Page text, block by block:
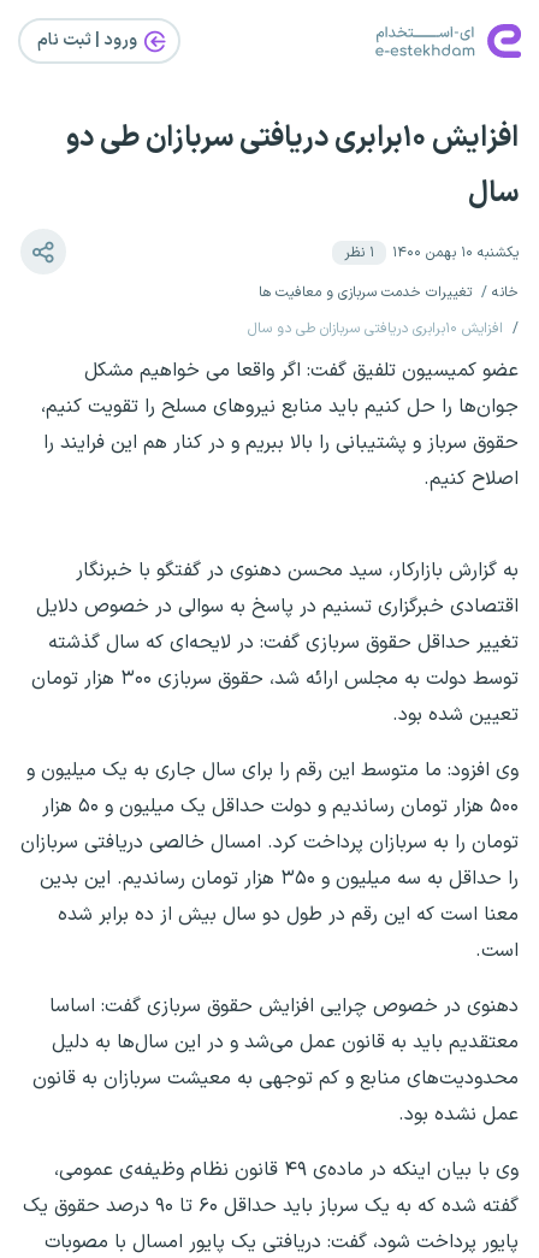
ورود | ثبت‌ نام
افزایش ۱۰برابری دریافتی سربازان طی دو
سال
یکشنبه ۱۰ بهمن ۱۴۰۰ ۱ نظر
خانه
تغییرات خدمت سربازی و معافیت ها
افزایش ۱۰برابری دریافتی سربازان طی دو سال
عضو کمیسیون تلفیق گفت: اگر واقعا می خواهیم مشکل
جوان‌ها را حل کنیم باید منابع نیروهای مسلح را تقویت کنیم،
حقوق سرباز و پشتیبانی را بالا ببریم و در کنار هم این فرایند را
اصلاح کنیم.
به گزارش بازارکار، سید محسن دهنوی در گفتگو با خبرنگار
اقتصادی خبرگزاری تسنیم در پاسخ به سوالی در خصوص دلایل
تغییر حداقل حقوق سربازی گفت: در لایحه‌ای که سال گذشته
توسط دولت به مجلس ارائه شد، حقوق سربازی ۳۰۰ هزار تومان
تعیین شده بود.
وی افزود: ما متوسط این رقم را برای سال جاری به یک میلیون و
۵۰۰ هزار تومان رساندیم و دولت حداقل یک میلیون و ۵۰ هزار
تومان را به سربازان پرداخت کرد. امسال خالصی دریافتی سربازان
را حداقل به سه میلیون و ۳۵۰ هزار تومان رساندیم. این بدین
معنا است که این رقم در طول دو سال بیش از ده برابر شده
است.
دهنوی در خصوص چرایی افزایش حقوق سربازی گفت: اساسا
معتقدیم باید به قانون عمل می‌شد و در این سال‌ها به دلیل
محدودیت‌های منابع و کم توجهی به معیشت سربازان به قانون
عمل نشده بود.
وی با بیان اینکه در ماده‌ی ۴۹ قانون نظام وظیفه‌ی عمومی،
گفته شده که به یک سرباز باید حداقل ۶۰ تا ۹۰ درصد حقوق یک
پایور پرداخت شود، گفت: دریافتی یک پایور امسال با مصوبات